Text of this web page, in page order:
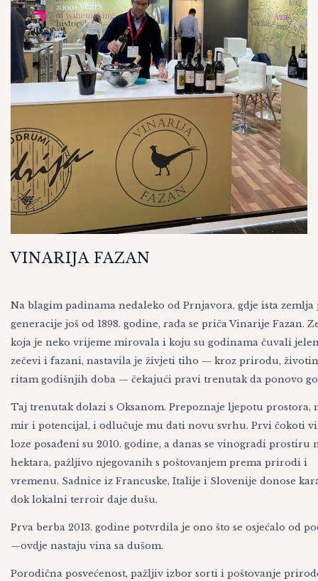
VINARIJA FAZAN
Na blagim padinama nedaleko od Prnjavora, gdje ista zemlja
generacije još od 1898. godine, rađa se priča Vinarije Fazan.
koja je neko vrijeme mirovala i koju su godinama čuvali
zečevi i fazani, nastavila je živjeti tiho — kroz prirodu,
ritam godišnjih doba — čekajući pravi trenutak da ponovo
Taj trenutak dolazi s Oksanom. Prepoznaje ljepotu prostora,
mir i potencijal, i odlučuje mu dati novu svrhu. Prvi čokoti
loze posađeni su 2010. godine, a danas se vinogradi prostiru
hektara, pažljivo njegovanih s poštovanjem prema prirodi i
vremenu. Sadnice iz Francuske, Italije i Slovenije donose
dok lokalni terroir daje dušu.
Prva berba 2013. godine potvrdila je ono što se osjećalo od
—ovdje nastaju vina sa dušom.
Porodična posvećenost, pažljiv izbor sorti i poštovanje